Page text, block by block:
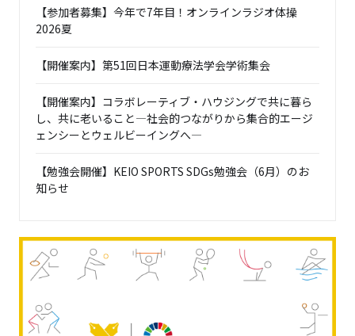
【参加者募集】今年で7年目！オンラインラジオ体操
2026夏
【開催案内】第51回日本運動療法学会学術集会
【開催案内】コラボレーティブ・ハウジングで共に暮ら
し、共に老いること―社会的つながりから集合的エージ
ェンシーとウェルビーイングへ―
【勉強会開催】KEIO SPORTS SDGs勉強会（6月）のお
知らせ